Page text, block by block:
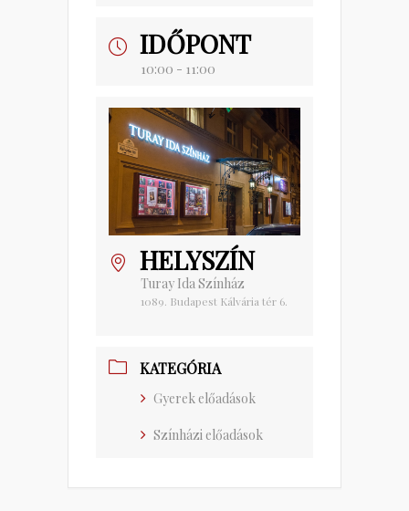
IDŐPONT
10:00 - 11:00
HELYSZÍN
Turay Ida Színház
1089. Budapest Kálvária tér 6.
KATEGÓRIA
Gyerek előadások
Színházi előadások